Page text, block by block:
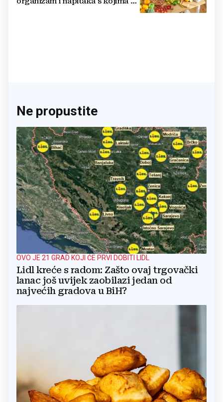
Ne propustite
OVO JE 21 GRAD KOJI ĆE PRVI DOBITI LIDL
Lidl kreće s radom: Zašto ovaj trgovački
lanac još uvijek zaobilazi jedan od
najvećih gradova u BiH?